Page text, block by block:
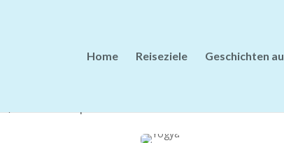
Home Reiseziele Geschichten